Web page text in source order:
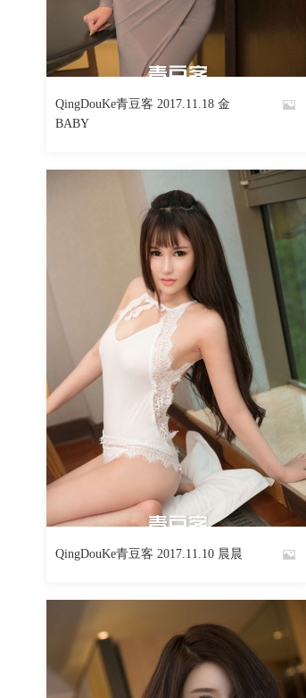
By
阅读 回复
QingDouKe青豆客 2017.11.18 金
BABY
魅丝社
QingDouKe青豆客 2017.11.10 晨晨